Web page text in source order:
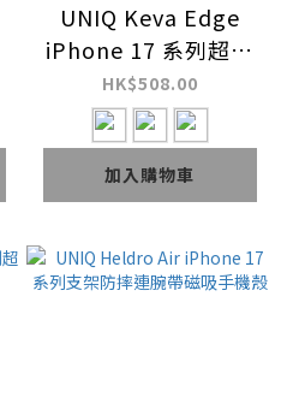
UNIQ Keva Edge
iPhone 17 系列超輕
薄纖維磁吸手機殼
HK$508.00
加入購物車